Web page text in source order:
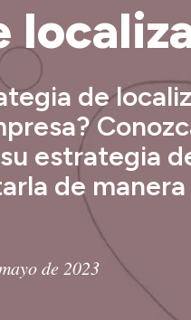
de
estrategia
de
de 2023